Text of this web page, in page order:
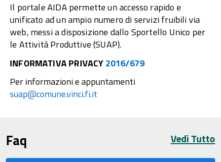
Il portale AIDA permette un accesso rapido e
unificato ad un ampio numero di servizi fruibili via
web, messi a disposizione dallo Sportello Unico per
le Attività Produttive (SUAP).
INFORMATIVA PRIVACY 2016/679
Per informazioni e appuntamenti
suap@comune.vinci.fi.it
Faq Vedi Tutto